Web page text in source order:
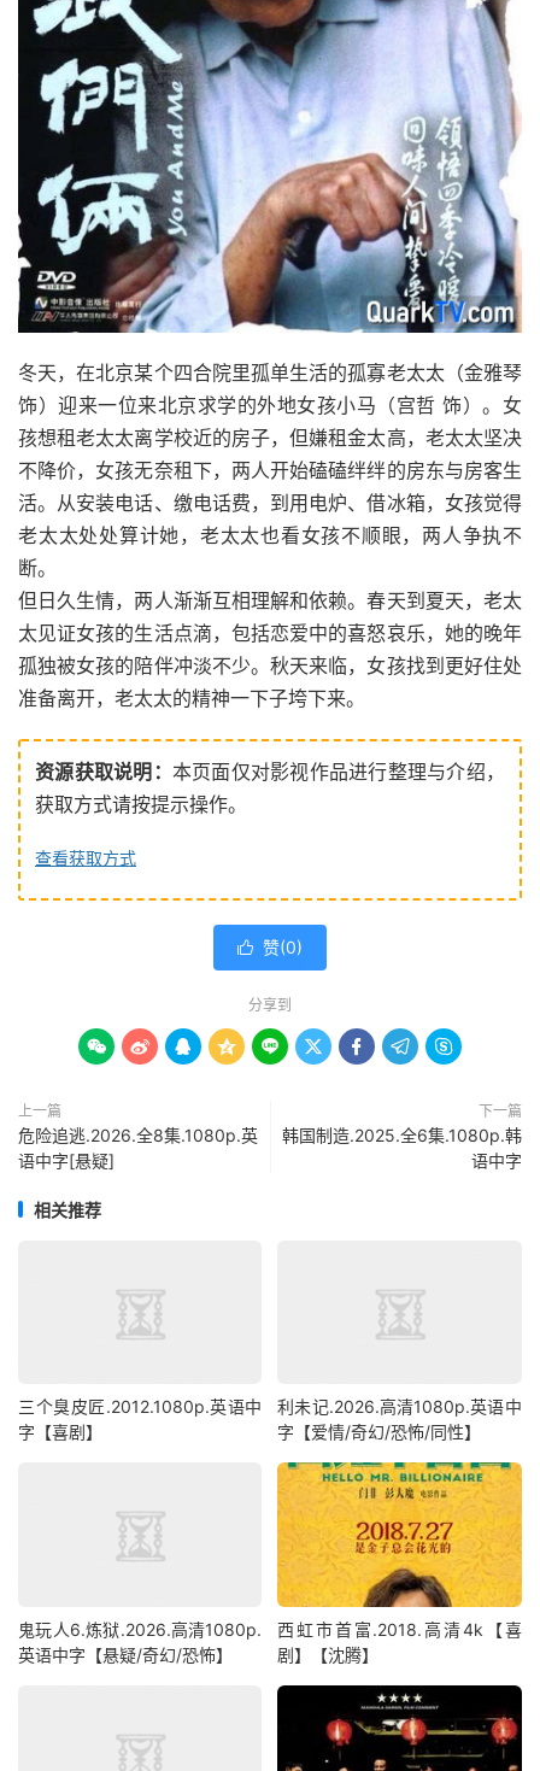
冬天，在北京某个四合院里孤单生活的孤寡老太太（金雅琴
饰）迎来一位来北京求学的外地女孩小马（宫哲 饰）。女
孩想租老太太离学校近的房子，但嫌租金太高，老太太坚决
不降价，女孩无奈租下，两人开始磕磕绊绊的房东与房客生
活。从安装电话、缴电话费，到用电炉、借冰箱，女孩觉得
老太太处处算计她，老太太也看女孩不顺眼，两人争执不
断。
但日久生情，两人渐渐互相理解和依赖。春天到夏天，老太
太见证女孩的生活点滴，包括恋爱中的喜怒哀乐，她的晚年
孤独被女孩的陪伴冲淡不少。秋天来临，女孩找到更好住处
准备离开，老太太的精神一下子垮下来。
资源获取说明： 本页面仅对影视作品进行整理与介绍，
获取方式请按提示操作。
查看获取方式
 赞(0)
分享到
        
上一篇
危险追逃.2026.全8集.1080p.英
语中字[悬疑]
下一篇
韩国制造.2025.全6集.1080p.韩
语中字
相关推荐
三个臭皮匠.2012.1080p.英语中
字【喜剧】
利未记.2026.高清1080p.英语中
字【爱情/奇幻/恐怖/同性】
鬼玩人6.炼狱.2026.高清1080p.
英语中字【悬疑/奇幻/恐怖】
西虹市首富.2018.高清4k【喜
剧】【沈腾】